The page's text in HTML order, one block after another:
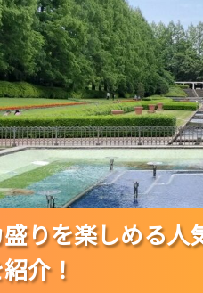
りを楽しめる
介！
りを楽しめる
介！
りを楽しめる
介！